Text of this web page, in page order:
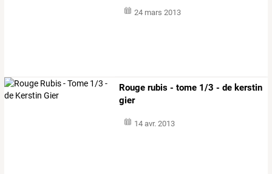
24 mars 2013
Rouge rubis - tome 1/3 - de kerstin
gier
14 avr. 2013